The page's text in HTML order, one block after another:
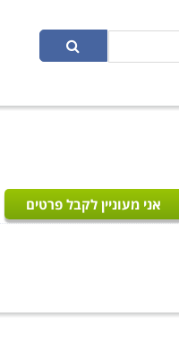
אני מעוניין לקבל פרטים